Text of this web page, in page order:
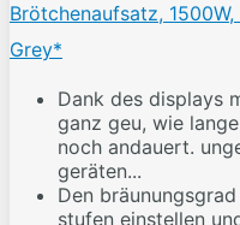
Brötchenaufsatz,
Grey*
Dank des displays
ganz geu, wie
noch andauert.
geräten...
Den
stufen einstellen